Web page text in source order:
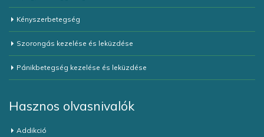
Kényszerbetegség
Szorongás kezelése és leküzdése
Pánikbetegség kezelése és leküzdése
Hasznos olvasnivalók
Addikció